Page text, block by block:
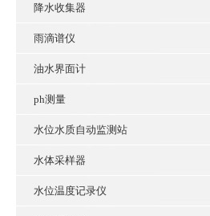
降水收集器
雨滴谱仪
油水界面计
ph测量
水位水质自动监测站
水体采样器
水位温度记录仪